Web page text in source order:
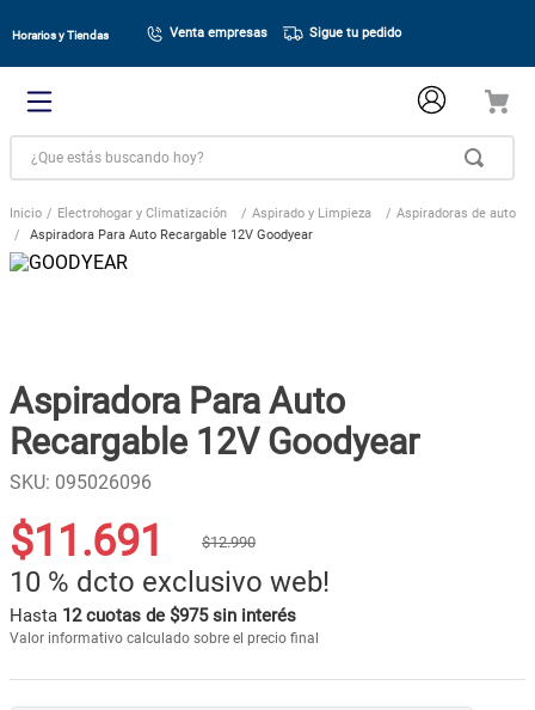
Horarios y Tiendas Venta empresas Sigue tu pedido
¿Que estás buscando hoy?
Electrohogar y Climatización Aspirado y Limpieza
Aspiradoras de auto
Aspiradora Para Auto Recargable 12V Goodyear
Aspiradora Para Auto
Recargable 12V Goodyear
SKU: 095026096
$11.691 $12.990
10 % dcto exclusivo web!
Hasta 12 cuotas de $975 sin interés
Valor informativo calculado sobre el precio final